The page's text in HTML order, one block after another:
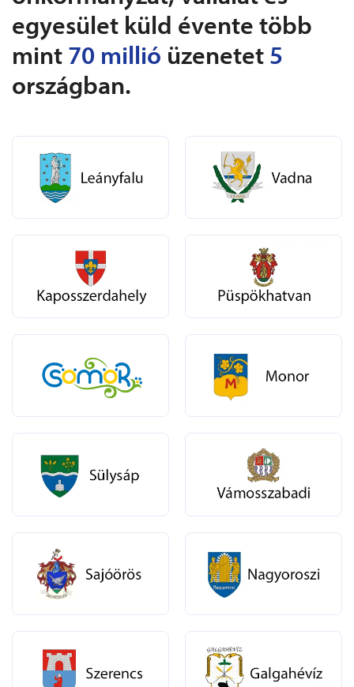
egyesület küld évente több
mint 70 millió üzenetet 5
országban.